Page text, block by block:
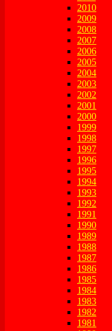
2010
2009
2008
2007
2006
2005
2004
2003
2002
2001
2000
1999
1998
1997
1996
1995
1994
1993
1992
1991
1990
1989
1988
1987
1986
1985
1984
1983
1982
1981